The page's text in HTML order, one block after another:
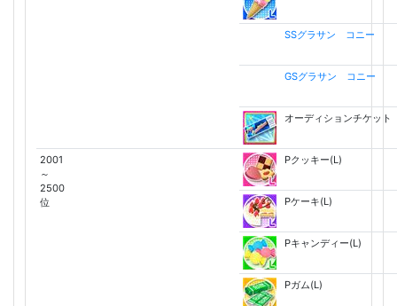
SSグラサン コニー
GSグラサン コニー
オーディションチケット
2001
～
2500
位
Pクッキー(L)
Pケーキ(L)
Pキャンディー(L)
Pガム(L)